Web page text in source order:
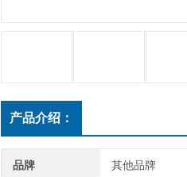
产品介绍：
品牌 其他品牌